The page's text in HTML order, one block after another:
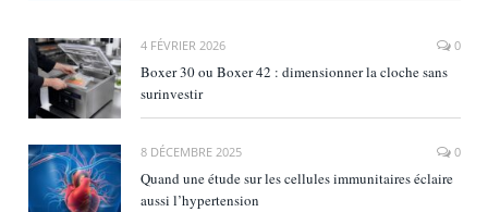
4 FÉVRIER 2026 0
Boxer 30 ou Boxer 42 : dimensionner la cloche sans
surinvestir
8 DÉCEMBRE 2025 0
Quand une étude sur les cellules immunitaires éclaire
aussi l’hypertension